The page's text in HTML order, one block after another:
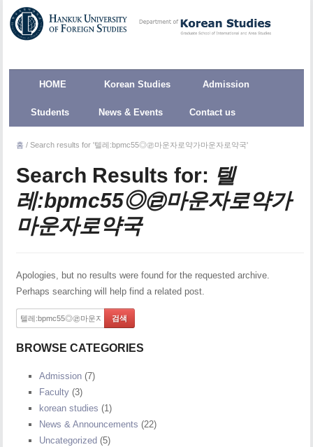
HOME Korean Studies Admission
Students News & Events Contact us
홈 /Search results for '텔레:bpmc55◎㉣마운자로약가마운자로약국'
Search Results for: 텔
레:bpmc55◎㉣마운자로약가
마운자로약국
Apologies, but no results were found for the requested archive.
Perhaps searching will help find a related post.
BROWSE CATEGORIES
Admission (7)
Faculty (3)
korean studies (1)
News & Announcements (22)
Uncategorized (5)